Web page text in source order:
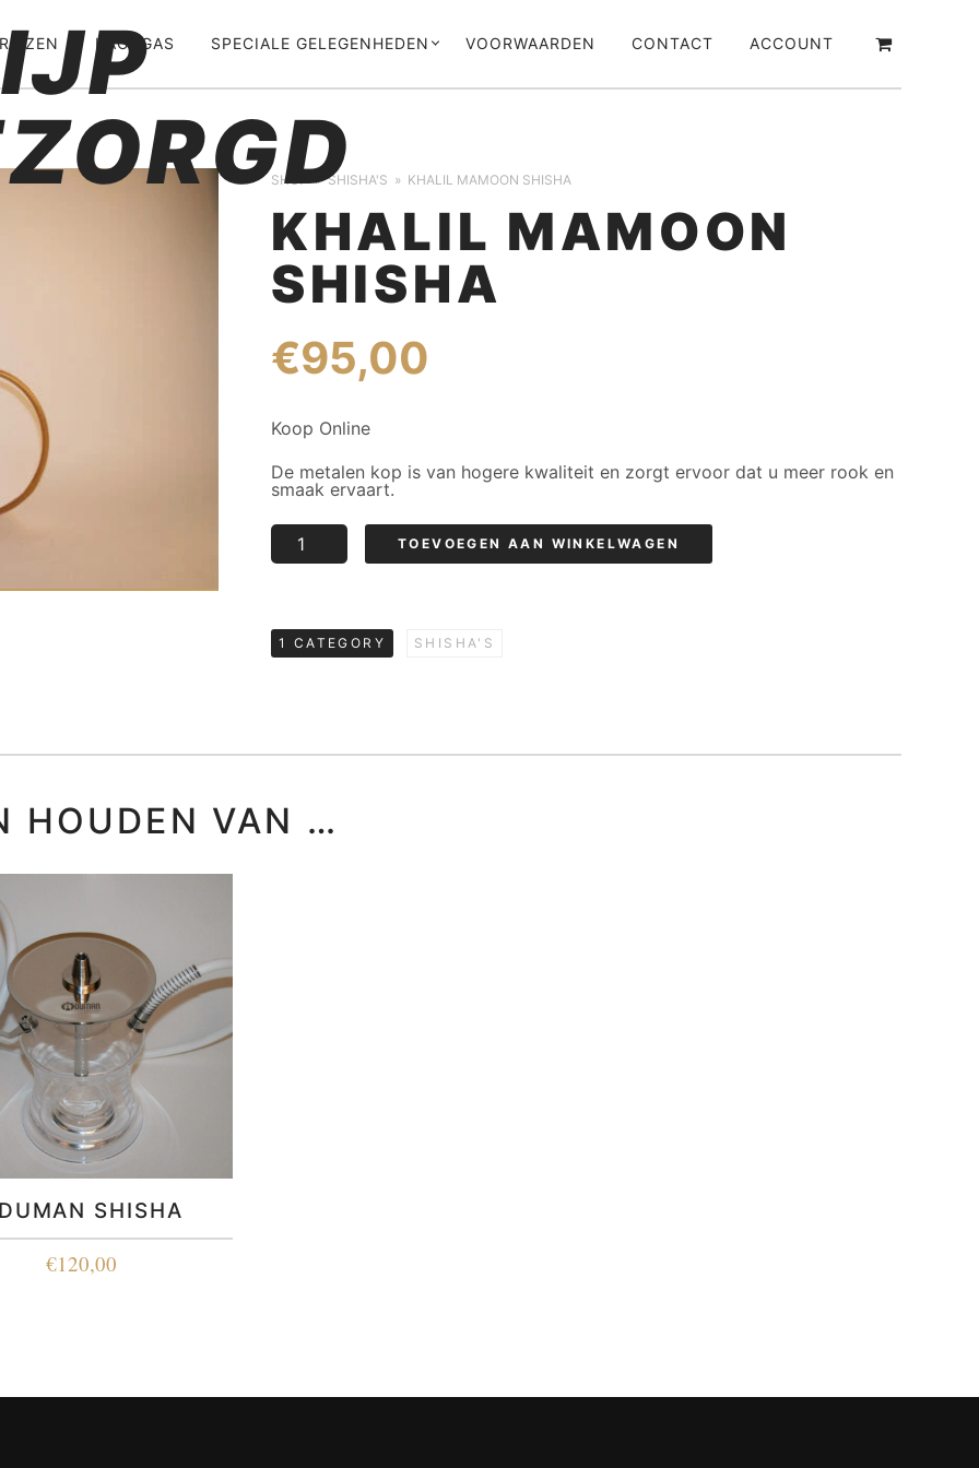
LACHGAS SPECIALE GELEGENHEDEN VOORWAARDEN CONTACT ACCOUNT
SHOP SHISHA'S KHALIL MAMOON SHISHA
KHALIL MAMOON
SHISHA
€95,00
Koop Online
De metalen kop is van hogere kwaliteit en zorgt ervoor dat u meer rook en
smaak ervaart.
Khalil
Mamoon
Shisha
TOEVOEGEN AAN WINKELWAGEN
1 CATEGORY SHISHA'S
HOUDEN VAN …
SHISHA
€120,00